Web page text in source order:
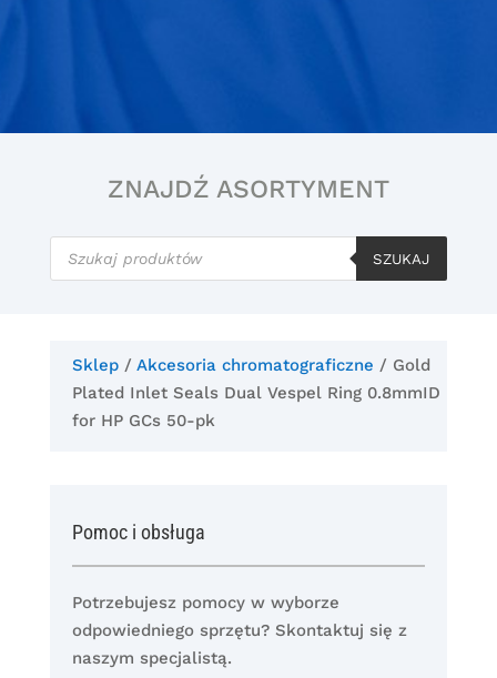
ZNAJDŹ ASORTYMENT
Wyszukiwarka
produktów
SZUKAJ
Sklep/ Akcesoria chromatograficzne / Gold
Plated Inlet Seals Dual Vespel Ring 0.8mmID
for HP GCs 50-pk
Pomoc i obsługa
Potrzebujesz pomocy w wyborze
odpowiedniego sprzętu? Skontaktuj się z
naszym specjalistą.